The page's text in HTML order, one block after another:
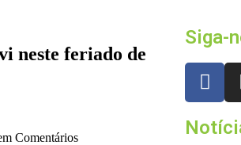
neste feriado de
Comentários
Siga-